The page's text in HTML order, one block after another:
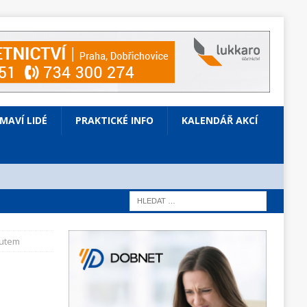
LIDÉ PRAKTICKÉ INFO KALENDÁŘ AKCÍ